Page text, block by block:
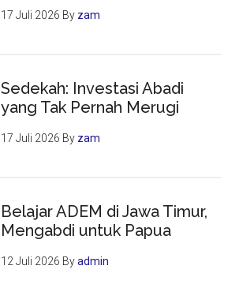
17 Juli 2026 By zam
Sedekah: Investasi Abadi
yang Tak Pernah Merugi
17 Juli 2026 By zam
Belajar ADEM di Jawa Timur,
Mengabdi untuk Papua
12 Juli 2026 Byadmin